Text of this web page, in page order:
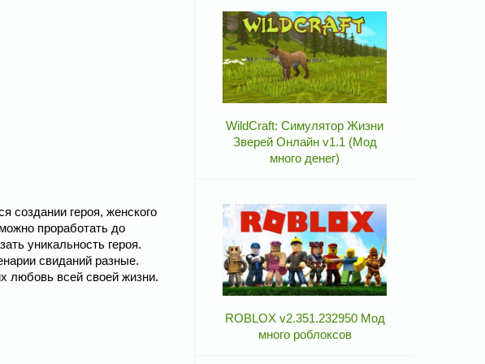
создании героя, женского
проработать до
уникальность героя.
свиданий разные.
любовь всей своей жизни.
WildCraft: Симулятор Жизни
Зверей Онлайн v1.1 (Мод
много денег)
ROBLOX v2.351.232950 Мод
много роблоксов